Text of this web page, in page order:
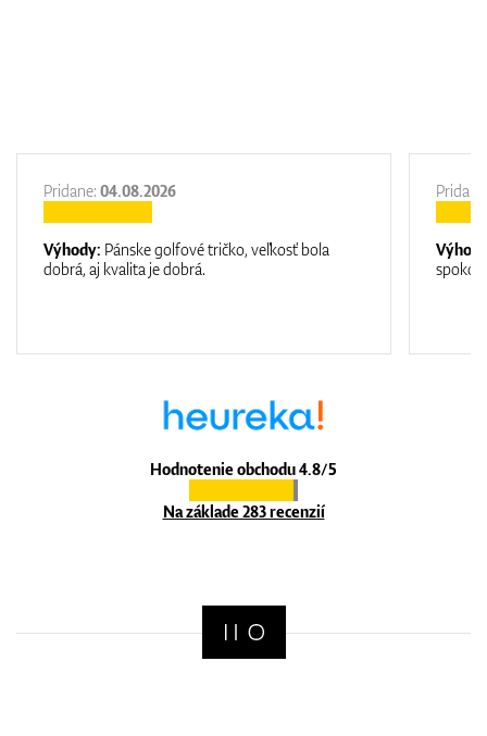
Hodnotenie obchodu 4.8/5
Na základe 283 recenzií
Pridane: 04.08.2026
Výhody: Pánske golfové tričko, veľkosť bola
dobrá, aj kvalita je dobrá.